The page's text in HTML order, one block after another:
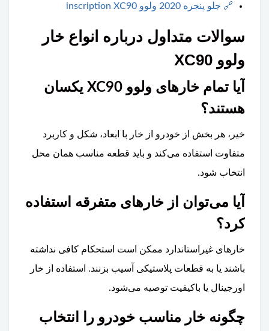
🔗 جلو پنجره 2020 ولوو inscription XC90
سوالات متداول درباره انواع خار
ولوو XC90
آیا تمام خارهای ولوو XC90 یکسان
هستند؟
خیر، هر بخش از خودرو از خار با ابعاد، شکل و کاربرد
متفاوت استفاده می‌کند و باید قطعه مناسب همان محل
انتخاب شود.
آیا می‌توان از خارهای متفرقه استفاده
کرد؟
خارهای غیراستاندارد ممکن است استحکام کافی نداشته
باشند یا به قطعات پلاستیکی آسیب بزنند. استفاده از خار
اورجینال یا باکیفیت توصیه می‌شود.
چگونه خار مناسب خودرو را انتخاب